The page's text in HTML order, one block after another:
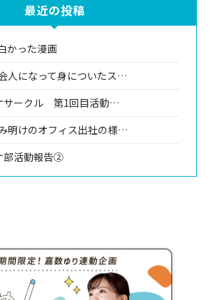
最近の投稿
かった漫画
人になって身についたス…
サークル 第1回目活動…
明けのオフィス出社の様…
部活動報告②